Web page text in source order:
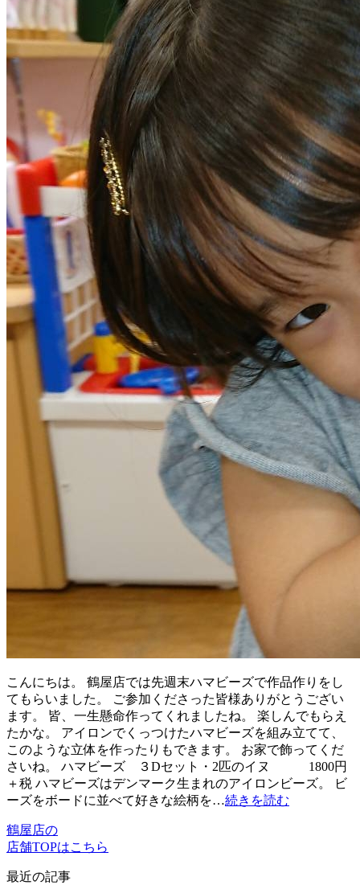
こんにちは。 鶴屋店では先週末ハマビーズで作品作りをし
てもらいました。 ご参加くださった皆様ありがとうござい
ます。 皆、一生懸命作ってくれましたね。 楽しんでもらえ
たかな。 アイロンでくっつけたハマビーズを組み立てて、
このような立体を作ったりもできます。 お家で飾ってくだ
さいね。 ハマビーズ ３Dセット・2匹のイヌ 1800円
＋税 ハマビーズはデンマーク生まれのアイロンビーズ。 ビ
ーズをボードに並べて好きな絵柄を…続きを読む
鶴屋店の
店舗TOPはこちら
最近の記事